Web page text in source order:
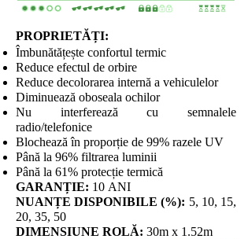
PROPRIETĂȚI:
Îmbunătățește confortul termic
Reduce efectul de orbire
Reduce decolorarea internă a vehiculelor
Diminuează oboseala ochilor
Nu interferează cu semnalele
radio/telefonice
Blochează în proporție de 99% razele UV
Până la 96% filtrarea luminii
Până la 61% protecție termică
GARANȚIE: 10 ANI
NUANȚE DISPONIBILE (%): 5, 10, 15,
20, 35, 50
DIMENSIUNE ROLĂ: 30m x 1.52m